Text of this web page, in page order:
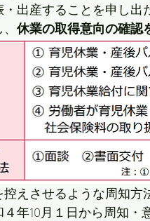
出産することを申し
休業の取得意向の確認
えさせるような周知
年10月１日から周知・